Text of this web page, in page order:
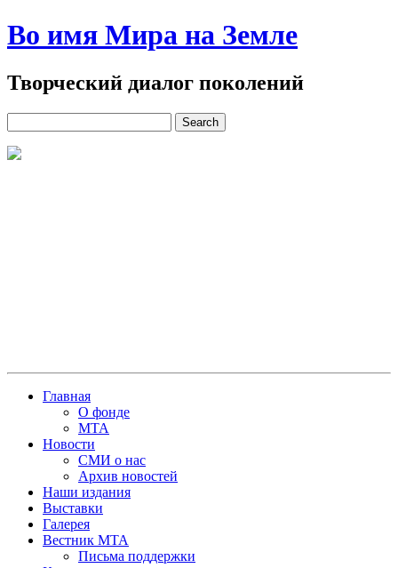
Во имя Мира на Земле
Творческий диалог поколений
Главная
О фонде
МТА
Новости
СМИ о нас
Архив новостей
Наши издания
Выставки
Галерея
Вестник МТА
Письма поддержки